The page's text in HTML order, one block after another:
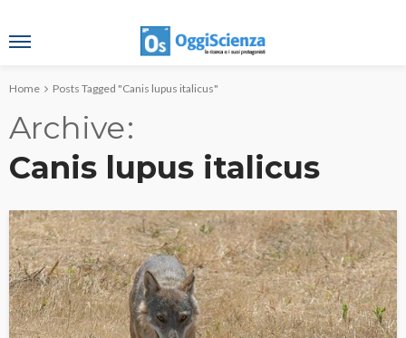
Home Posts Tagged "Canis lupus italicus"
Archive
Canis lupus italicus